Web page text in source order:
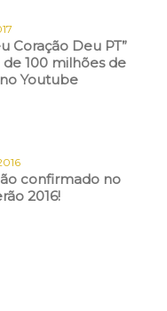
Coração Deu PT”
100 milhões de
Youtube
confirmado no
2016!